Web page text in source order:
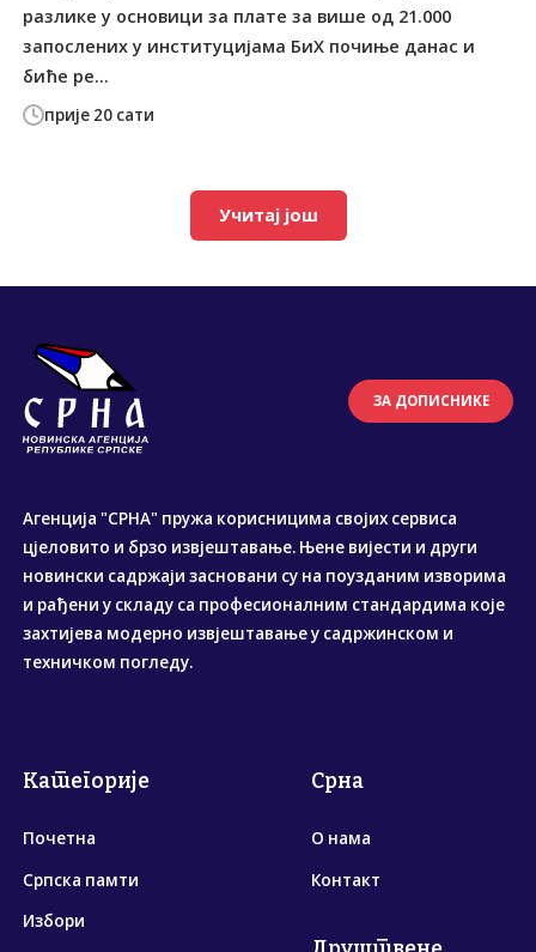
прије 20 сати
разлике у основици за плате за више од 21.000
запослених у институцијама БиХ почиње данас и
биће ре...
Учитај још
ЗА ДОПИСНИКЕ
Агенција "СРНА" пружа корисницима својих сервиса
цјеловито и брзо извјештавање. Њене вијести и други
новински садржаји засновани су на поузданим изворима
и рађени у складу са професионалним стандардима које
захтијева модерно извјештавање у садржинском и
техничком погледу.
Категорије
Почетна
Српска памти
Избори
Срна
О нама
Контакт